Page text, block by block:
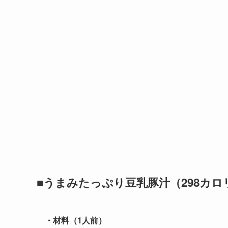
■うまみたっぷり豆乳豚汁（298カロ
・材料（1人前）